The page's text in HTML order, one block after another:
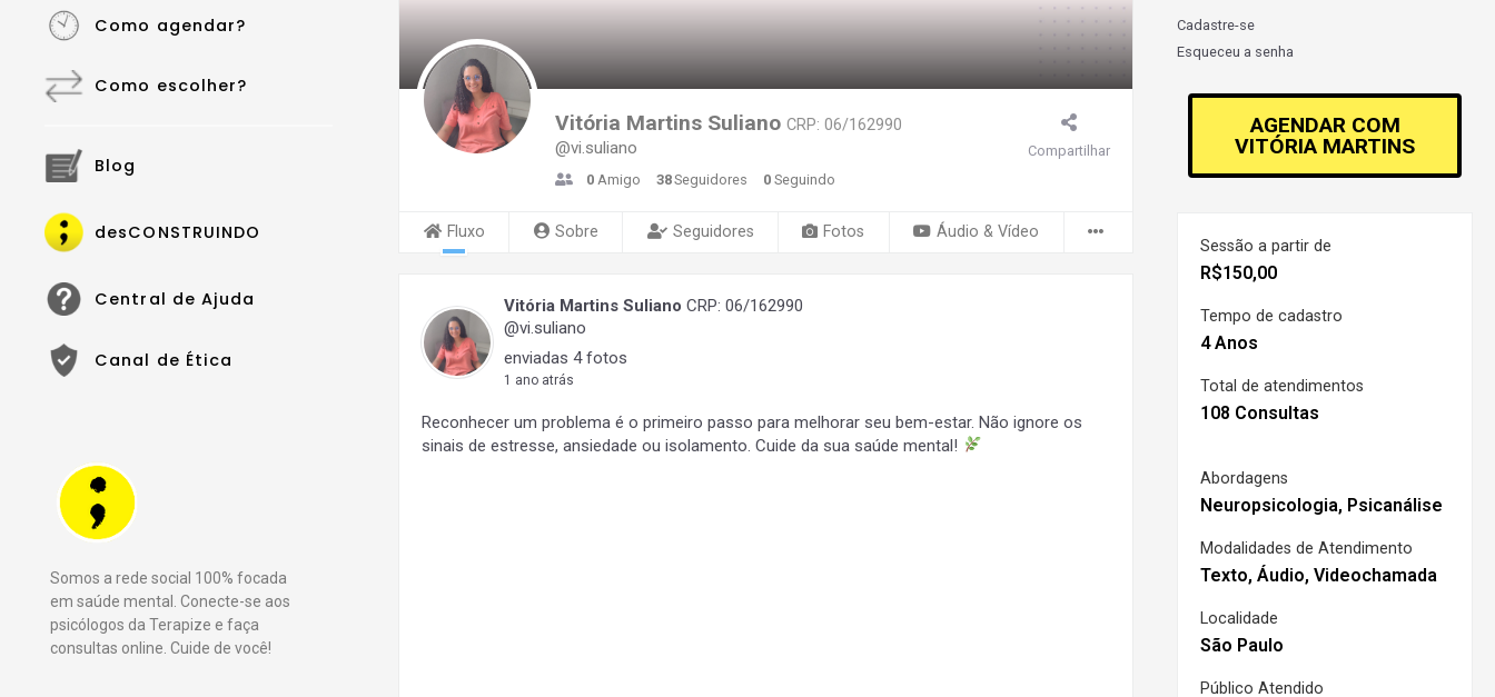
Vitória Martins SulianoCRP: 06/162990
@vi.suliano
0 Amigo 38Seguidores 0 Seguindo
Compartilhar
Fluxo Sobre Seguidores Fotos Áudio & Vídeo
Vitória Martins Suliano CRP: 06/162990
@vi.suliano
enviadas 4 fotos
1 ano atrás
Reconhecer um problema é o primeiro passo para melhorar seu bem-estar. Não ignore os
sinais de estresse, ansiedade ou isolamento. Cuide da sua saúde mental!
Como agendar?
Como escolher?
Blog
desCONSTRUINDO
Central de Ajuda
Canal de Ética
Somos a rede social 100% focada
em saúde mental. Conecte-se aos
psicólogos da Terapize e faça
consultas online. Cuide de você!
Cadastre-se
Esqueceu a senha
AGENDAR COM
VITÓRIA MARTINS
Sessão a partir de
R$150,00
Tempo de cadastro
4 Anos
Total de atendimentos
108 Consultas
Abordagens
Neuropsicologia, Psicanálise
Modalidades de Atendimento
Texto, Áudio, Videochamada
Localidade
São Paulo
Público Atendido